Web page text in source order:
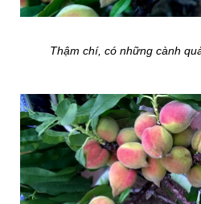
Thậm chí, có những cành